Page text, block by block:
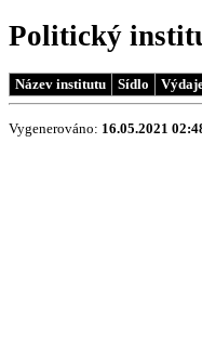
Politický
Název institutu Sídlo
Vygenerováno: 16.05.2021